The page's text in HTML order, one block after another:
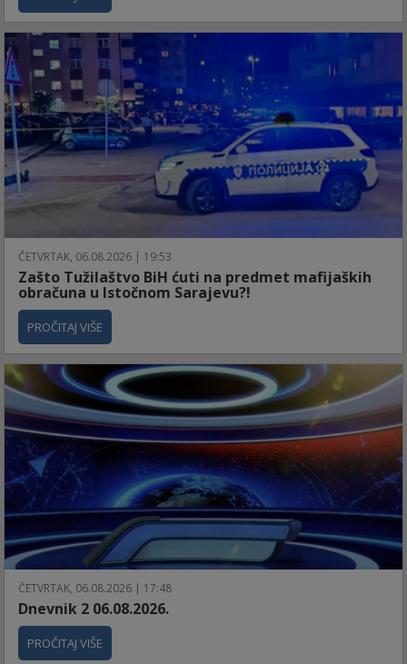
ČETVRTAK, 06.08.2026 | 19:53
Zašto Tužilaštvo BiH ćuti na predmet mafijaških
obračuna u Istočnom Sarajevu?!
PROČITAJ VIŠE
ČETVRTAK, 06.08.2026 | 17:48
Dnevnik 2 06.08.2026.
PROČITAJ VIŠE